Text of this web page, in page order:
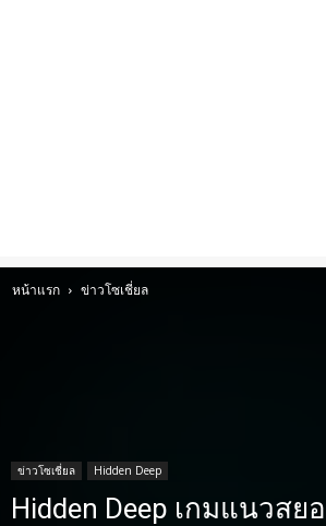
หน้าแรก ข่าวโซเชี่ยล
ข่าวโซเชี่ยล Hidden Deep
Hidden Deep เกมแนวส